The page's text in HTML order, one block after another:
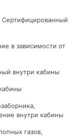
Сертифицированный
в зависимости от
внутри кабины
внутри кабины
газов,